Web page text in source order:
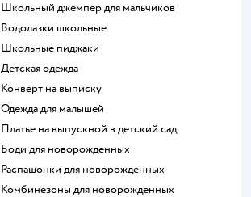
Школьный джемпер для мальчиков
Водолазки школьные
Школьные пиджаки
Детская одежда
Конверт на выписку
Одежда для малышей
Платье на выпускной в детский сад
Боди для новорожденных
Распашонки для новорожденных
Комбинезоны для новорожденных